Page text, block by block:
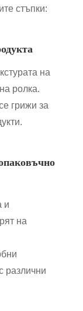
стъпки:
на
ролка.
грижи за
и
на
различни